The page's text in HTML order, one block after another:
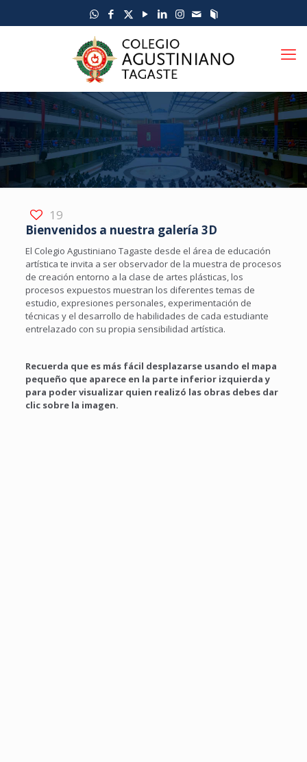
19
Bienvenidos a nuestra galería 3D
El Colegio Agustiniano Tagaste desde el área de educación
artística te invita a ser observador de la muestra de procesos
de creación entorno a la clase de artes plásticas, los
procesos expuestos muestran los diferentes temas de
estudio, expresiones personales, experimentación de
técnicas y el desarrollo de habilidades de cada estudiante
entrelazado con su propia sensibilidad artística.
Recuerda que es más fácil desplazarse usando el mapa
pequeño que aparece en la parte inferior izquierda y
para poder visualizar quien realizó las obras debes dar
clic sobre la imagen.